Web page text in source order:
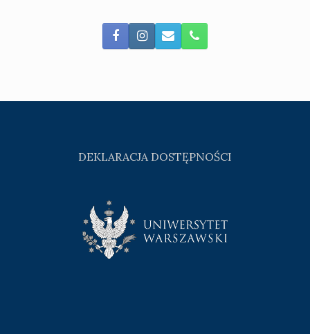
DEKLARACJA DOSTĘPNOŚCI